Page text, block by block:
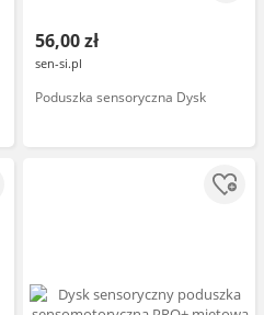
56,00 zł
sen-si.pl
Poduszka sensoryczna Dysk